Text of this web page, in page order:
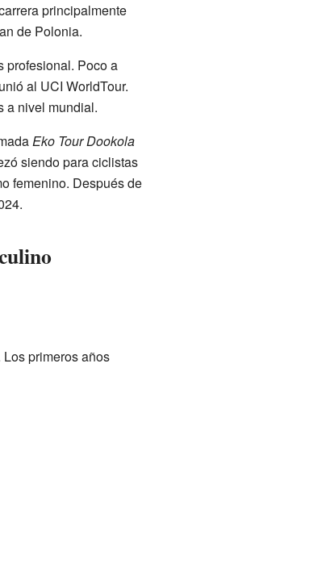
principalmente
de Polonia.
profesional. Poco a
al UCI WorldTour.
a nivel mundial.
Eko Tour Dookola
siendo para ciclistas
femenino. Después de
primeros años